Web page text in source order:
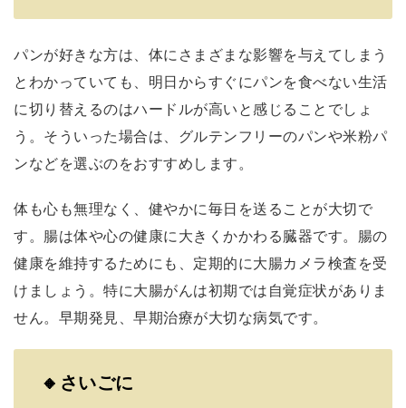
パンが好きな方は、体にさまざまな影響を与えてしまう
とわかっていても、明日からすぐにパンを食べない生活
に切り替えるのはハードルが高いと感じることでしょ
う。そういった場合は、グルテンフリーのパンや米粉パ
ンなどを選ぶのをおすすめします。
体も心も無理なく、健やかに毎日を送ることが大切で
す。腸は体や心の健康に大きくかかわる臓器です。腸の
健康を維持するためにも、定期的に大腸カメラ検査を受
けましょう。特に大腸がんは初期では自覚症状がありま
せん。早期発見、早期治療が大切な病気です。
🔸さいごに